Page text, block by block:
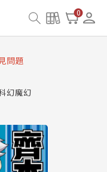
0
明及資產合併結果
合併與書櫃開通申請
問題
明及資產合併結果
合併與書櫃開通申請
幻魔幻